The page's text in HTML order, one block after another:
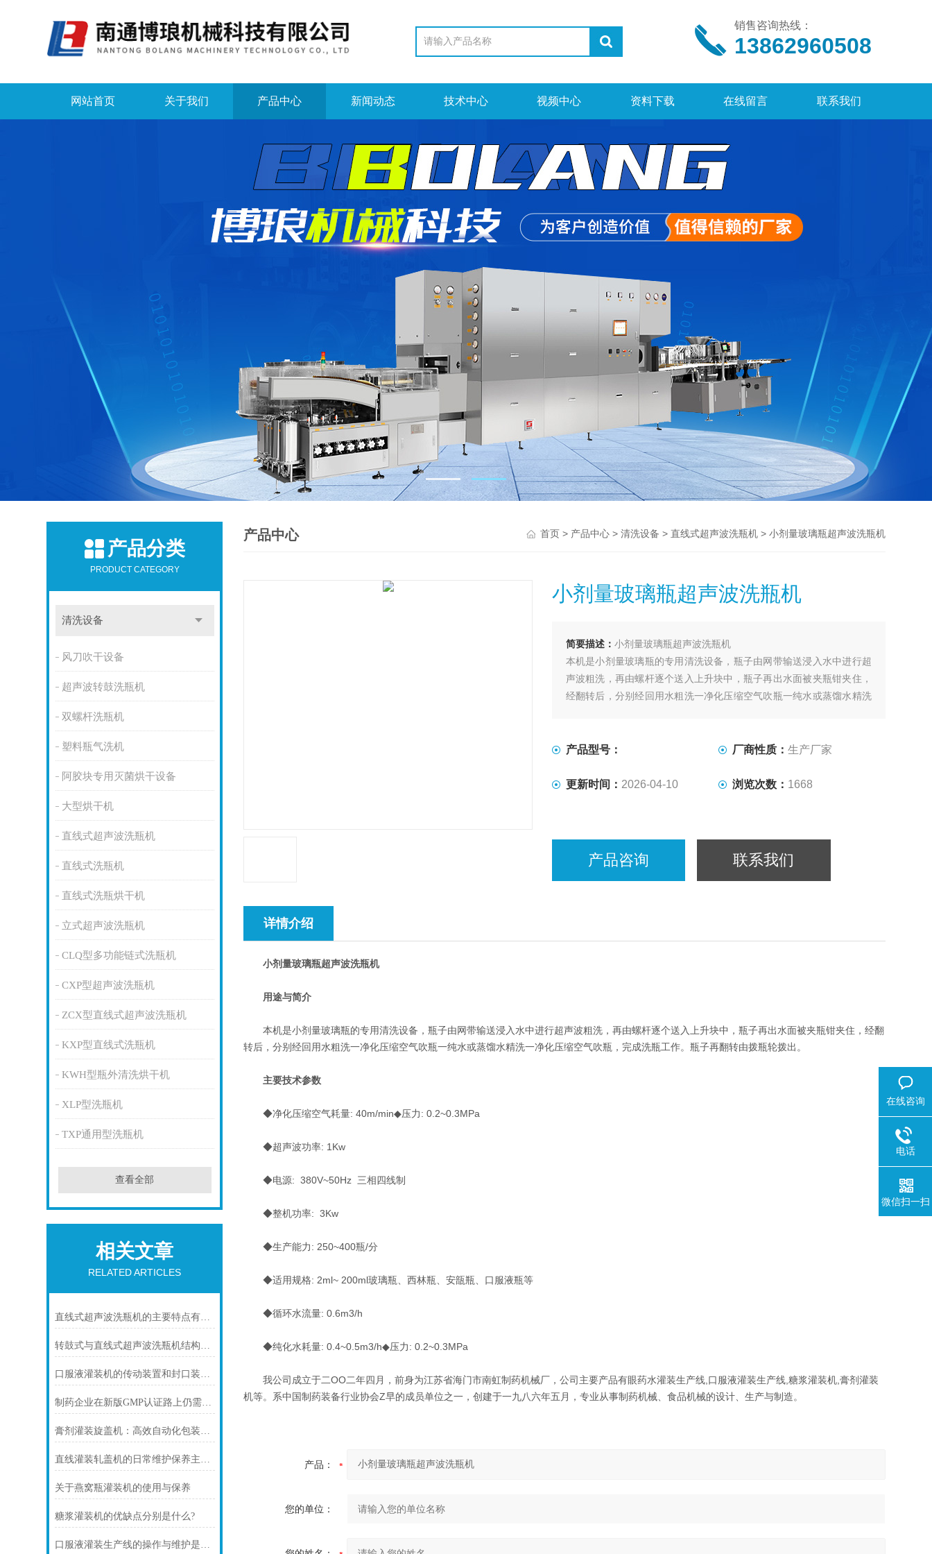
销售咨询热线：
13862960508
网站首页 关于我们 产品中心 新闻动态 技术中心 视频中心 资料下载 在线留言 联系我们
产品分类
PRODUCT CATEGORY
清洗设备
风刀吹干设备
超声波转鼓洗瓶机
双螺杆洗瓶机
塑料瓶气洗机
阿胶块专用灭菌烘干设备
大型烘干机
直线式超声波洗瓶机
直线式洗瓶机
直线式洗瓶烘干机
立式超声波洗瓶机
CLQ型多功能链式洗瓶机
CXP型超声波洗瓶机
ZCX型直线式超声波洗瓶机
KXP型直线式洗瓶机
KWH型瓶外清洗烘干机
XLP型洗瓶机
TXP通用型洗瓶机
查看全部
相关文章
RELATED ARTICLES
直线式超声波洗瓶机的主要特点有哪些？
转鼓式与直线式超声波洗瓶机结构对比
口服液灌装机的传动装置和封口装置的组成
制药企业在新版GMP认证路上仍需努力
膏剂灌装旋盖机：高效自动化包装的智能助手
直线灌装轧盖机的日常维护保养主要包括哪些方面
关于燕窝瓶灌装机的使用与保养
糖浆灌装机的优缺点分别是什么?
口服液灌装生产线的操作与维护是确保生产顺利进行的关键
产品中心 首页> 产品中心> 清洗设备 > 直线式超声波洗瓶机> 小剂量玻璃瓶超声波洗瓶机
小剂量玻璃瓶超声波洗瓶机
简要描述： 小剂量玻璃瓶超声波洗瓶机
本机是小剂量玻璃瓶的专用清洗设备，瓶子由网带输送浸入水中进行超
声波粗洗，再由螺杆逐个送入上升块中，瓶子再出水面被夹瓶钳夹住，
经翻转后，分别经回用水粗洗一净化压缩空气吹瓶一纯水或蒸馏水精洗
产品型号： 厂商性质：生产厂家
更新时间： 2026-04-10 浏览次数： 1668
产品咨询 联系我们
详情介绍
小剂量玻璃瓶超声波洗瓶机
用途与简介
本机是小剂量玻璃瓶的专用清洗设备，瓶子由网带输送浸入水中进行超声波粗洗，再由螺杆逐个送入上升块中，瓶子再出水面被夹瓶钳夹住，经翻
转后，分别经回用水粗洗一净化压缩空气吹瓶一纯水或蒸馏水精洗一净化压缩空气吹瓶，完成洗瓶工作。瓶子再翻转由拨瓶轮拨出。
主要技术参数
◆净化压缩空气耗量: 40m/min◆压力: 0.2~0.3MPa
◆超声波功率: 1Kw
◆电源: 380V~50Hz 三相四线制
◆整机功率: 3Kw
◆生产能力: 250~400瓶/分
◆适用规格: 2ml~ 200ml玻璃瓶、西林瓶、安瓿瓶、口服液瓶等
◆循环水流量: 0.6m3/h
◆纯化水耗量: 0.4~0.5m3/h◆压力: 0.2~0.3MPa
我公司成立于二OO二年四月，前身为江苏省海门市南虹制药机械厂，公司主要产品有眼药水灌装生产线,口服液灌装生产线,糖浆灌装机,膏剂灌装
机等。系中国制药装备行业协会Z早的成员单位之一，创建于一九八六年五月，专业从事制药机械、食品机械的设计、生产与制造。
产品：
您的单位：
在线咨询
电话
微信扫一扫